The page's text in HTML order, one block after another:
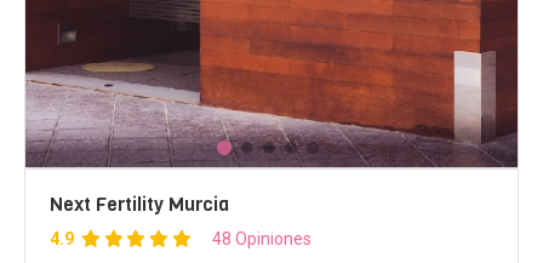
Next Fertility Murcia
4.9 48 Opiniones